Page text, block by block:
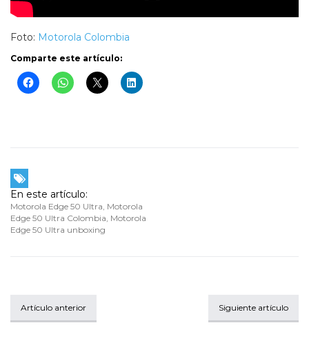
Foto: Motorola Colombia
Comparte este artículo:
En este artículo:
Motorola Edge 50 Ultra, Motorola
Edge 50 Ultra Colombia, Motorola
Edge 50 Ultra unboxing
Artículo anterior Siguiente artículo